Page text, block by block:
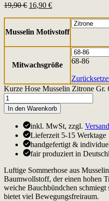
19,90€ 16,90 €
Musselin Motivstoff
Mitwachsgröße 68-86
Kurze Hose Musselin Zitrone
In den Warenkorb
inkl. MwSt, zzgl.
Lieferzeit 5-15 Werktage
handgefertigt &
fair produziert in
Luftige Sommerhose aus
Baumwollstoff, der einen hohen
weiche Bauchbündchen schmiegt
bietet viel Bewegungsfreiraum.